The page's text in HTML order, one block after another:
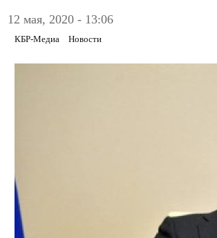
12 мая, 2020 - 13:06
КБР-Медиа Новости